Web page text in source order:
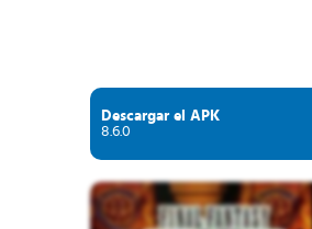
Descargar el APK
8.6.0